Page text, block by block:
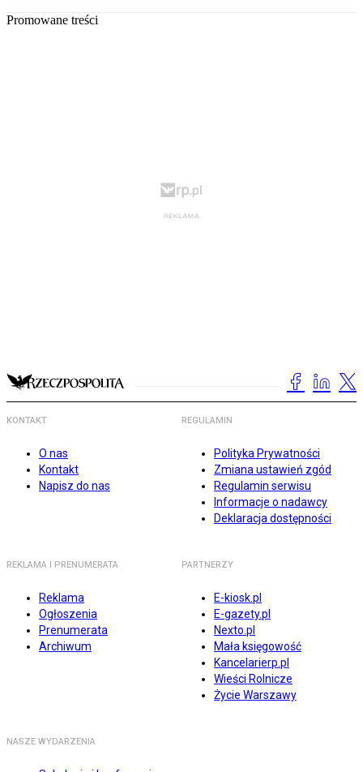
Promowane treści
KONTAKT
O nas
Kontakt
Napisz do nas
REGULAMIN
Polityka Prywatności
Zmiana ustawień zgód
Regulamin serwisu
Informacje o nadawcy
Deklaracja dostępności
REKLAMA I PRENUMERATA
Reklama
Ogłoszenia
Prenumerata
Archiwum
PARTNERZY
E-kiosk.pl
E-gazety.pl
Nexto.pl
Mała księgowość
Kancelarierp.pl
Wieści Rolnicze
Życie Warszawy
NASZE WYDARZENIA